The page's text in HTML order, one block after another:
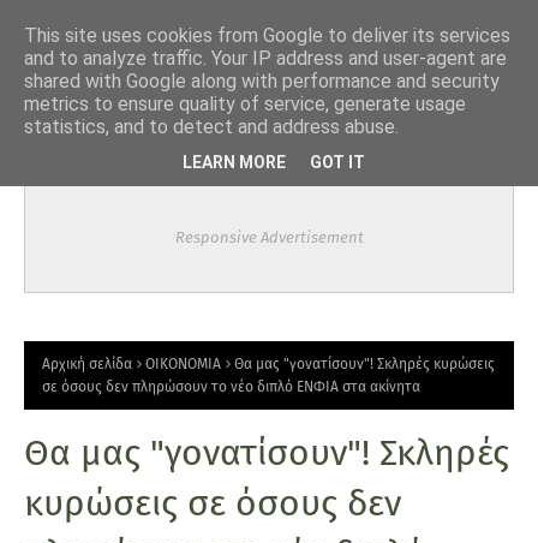
Responsive Advertisement
Αρχική σελίδα ΟΙΚΟΝΟΜΙΑ
Θα μας "γονατίσουν"! Σκληρές κυρώσεις
σε όσους δεν πληρώσουν το νέο διπλό ΕΝΦΙΑ στα ακίνητα
Θα μας "γονατίσουν"! Σκληρές
κυρώσεις σε όσους δεν
This site uses cookies from Google to deliver its services
and to analyze traffic. Your IP address and user-agent are
shared with Google along with performance and security
metrics to ensure quality of service, generate usage
statistics, and to detect and address abuse.
LEARN MORE GOT IT